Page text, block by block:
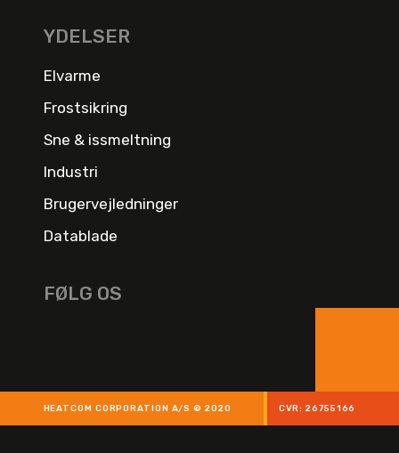
YDELSER
Elvarme
Frostsikring
Sne & issmeltning
Industri
Brugervejledninger
Datablade
FØLG OS
HEATCOM CORPORATION A/S © 2020 CVR: 26755166